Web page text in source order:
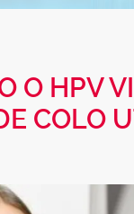
O HPV
COLO